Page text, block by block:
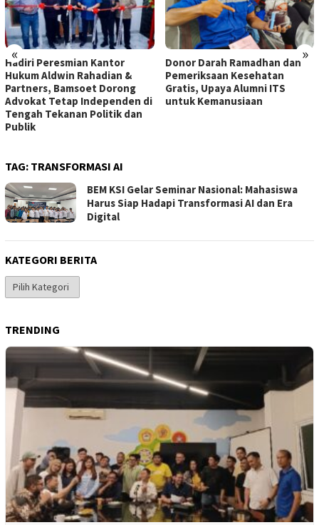
« »
Hadiri Peresmian Kantor
Hukum Aldwin Rahadian &
Partners, Bamsoet Dorong
Advokat Tetap Independen di
Tengah Tekanan Politik dan
Publik
Donor Darah Ramadhan dan
Pemeriksaan Kesehatan
Gratis, Upaya Alumni ITS
untuk Kemanusiaan
TAG: TRANSFORMASI AI
BEM KSI Gelar Seminar Nasional: Mahasiswa
Harus Siap Hadapi Transformasi AI dan Era
Digital
KATEGORI BERITA
Kategori
Berita
TRENDING